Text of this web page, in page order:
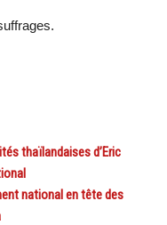
thaïlandaises d’Eric
national en tête des